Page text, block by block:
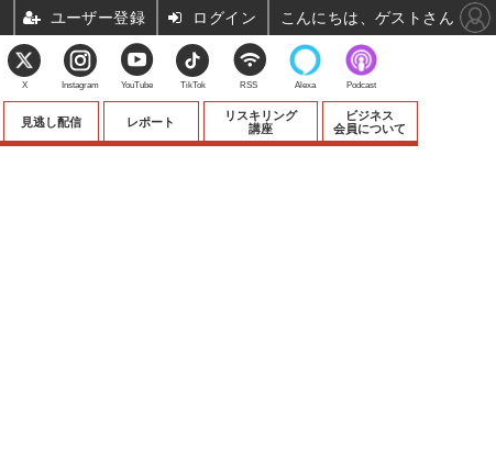
見逃し配信 レポート
リスキリング
講座
ビジネス
会員について
X Instagram YouTube TikTok RSS Alexa Podcast
ユーザー登録 ログイン こんにちは、ゲストさん